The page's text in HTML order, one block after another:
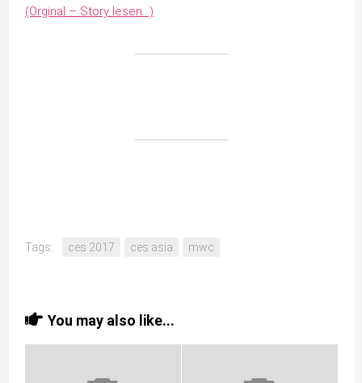
(Orginal – Story lesen…)
Tags: ces 2017 ces asia mwc
You may also like...